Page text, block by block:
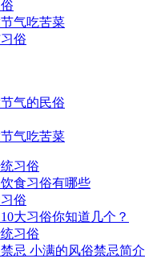
气吃苦菜
俗
气的民俗
气吃苦菜
习俗
食习俗有哪些
俗
大习俗你知道几个？
习俗
忌 小满的风俗禁忌简介